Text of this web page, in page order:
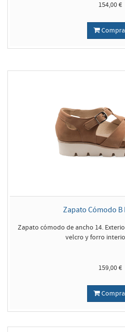
154,00 €
Zapato Cómodo B
Zapato cómodo de ancho 14.
velcro y forro
159,00 €